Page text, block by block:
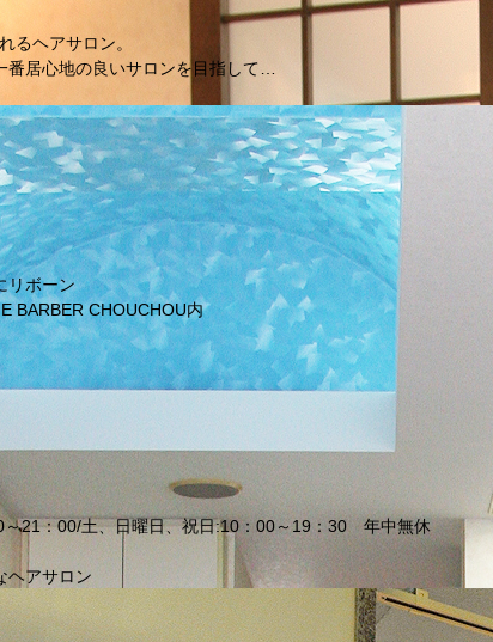
るヘアサロン。
居心地の良いサロンを目指して…
BARBER CHOUCHOU内
リボーン
21：00/土、日曜日、祝日:10：00～19：30 年中無休
ヘアサロン